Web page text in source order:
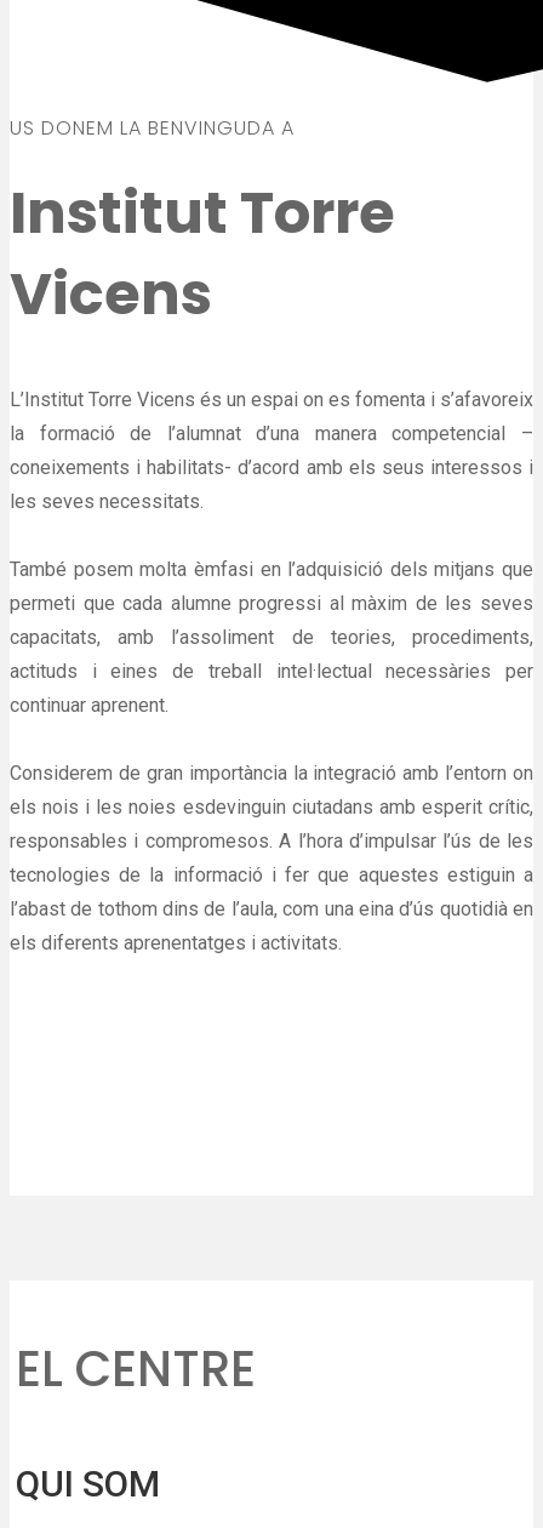
US DONEM LA BENVINGUDA A
Institut Torre
Vicens
L’Institut Torre Vicens és un espai on es fomenta i s’afavoreix
la formació de l’alumnat d’una manera competencial –
coneixements i habilitats- d’acord amb els seus interessos i
les seves necessitats.
També posem molta èmfasi en l’adquisició dels mitjans que
permeti que cada alumne progressi al màxim de les seves
capacitats, amb l’assoliment de teories, procediments,
actituds i eines de treball intel·lectual necessàries per
continuar aprenent.
Considerem de gran importància la integració amb l’entorn on
els nois i les noies esdevinguin ciutadans amb esperit crític,
responsables i compromesos. A l’hora d’impulsar l’ús de les
tecnologies de la informació i fer que aquestes estiguin a
l’abast de tothom dins de l’aula, com una eina d’ús quotidià en
els diferents aprenentatges i activitats.
EL CENTRE
QUI SOM